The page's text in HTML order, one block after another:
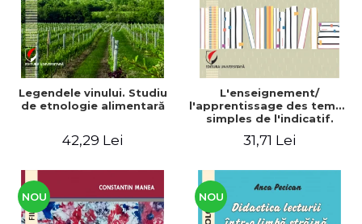
Legendele vinului. Studiu
de etnologie alimentară
42,29 Lei
L'enseignement/
l'apprentissage des temps
simples de l'indicatif.
31,71 Lei
NOU NOU